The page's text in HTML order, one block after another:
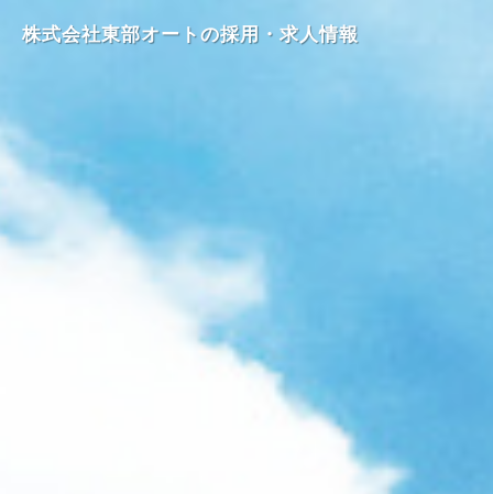
株式会社東部オートの採用・求人情報